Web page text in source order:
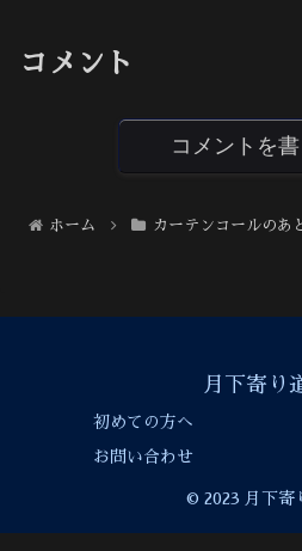
コメント
コメントを
ホーム カーテンコールのあ
月下寄り
初めての方へ
お問い合わせ
© 2023 月下寄